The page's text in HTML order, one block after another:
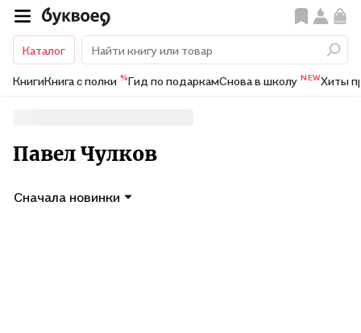
Каталог
КнигиКнига с полки %Гид по подаркамСнова в школу NEWХиты
Павел Чулков
Сначала новинки